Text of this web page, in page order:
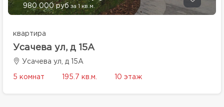
980 000 руб за 1 кв.м.
квартира
Усачева ул, д 15А
Усачева ул, д 15А
5 комнат 195.7 кв.м. 10 этаж